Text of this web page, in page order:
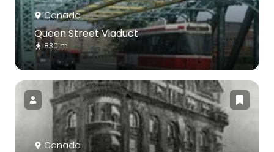
Canada
Queen Street Viaduct
830 m
Canada